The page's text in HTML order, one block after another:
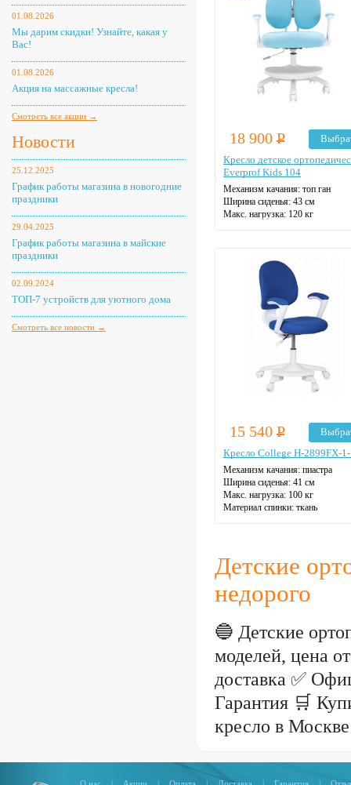
01.08.2026
Мы дарим скидки! Узнайте, какая у
Вас!
01.08.2026
Акция на массажные кресла!
Смотреть все акции →
Новости
25.12.2025
График работы магазина в новогодние
праздники
29.04.2025
График работы магазина в майские
праздники
02.09.2024
ТОП-7 устройств для уютного дома
Смотреть все новости →
18 900 Р
Кресло детское
Everprof Kids 104
Механизм качания: топ ган
Ширина сиденья: 43 см
Макс. нагрузка: 120 кг
Крестовина: пластиковая
Цвет: на выбор
15 540 Р
Кресло College H-2899FX-
Механизм качания: пиастра
Ширина сиденья: 41 см
Макс. нагрузка: 100 кг
Материал спинки: ткань
Детские
недорого
🔵 Детские
моделей, цена
доставка ✅
Гарантия 🛒
кресло в